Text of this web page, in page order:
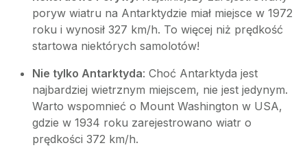
poryw wiatru na Antarktydzie miał miejsce w 1972
roku i wynosił 327 km/h. To więcej niż prędkość
startowa niektórych samolotów!
Nie tylko Antarktyda: Choć Antarktyda jest
najbardziej wietrznym miejscem, nie jest jedynym.
Warto wspomnieć o Mount Washington w USA,
gdzie w 1934 roku zarejestrowano wiatr o
prędkości 372 km/h.